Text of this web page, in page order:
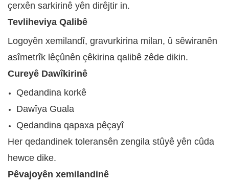
çerxên sarkirinê yên dirêjtir in.
Tevliheviya Qalibê
Logoyên xemilandî, gravurkirina milan, û sêwiranên
asîmetrîk lêçûnên çêkirina qalibê zêde dikin.
Cureyê Dawîkirinê
Qedandina korkê
Dawîya Guala
Qedandina qapaxa pêçayî
Her qedandinek toleransên zengila stûyê yên cûda
hewce dike.
Pêvajoyên xemilandinê